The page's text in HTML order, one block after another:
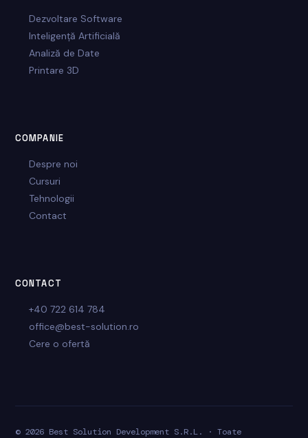
Dezvoltare Software
Inteligență Artificială
Analiză de Date
Printare 3D
COMPANIE
Despre noi
Cursuri
Tehnologii
Contact
CONTACT
+40 722 614 784
office@best-solution.ro
Cere o ofertă
© 2026 Best Solution Development S.R.L. · Toate